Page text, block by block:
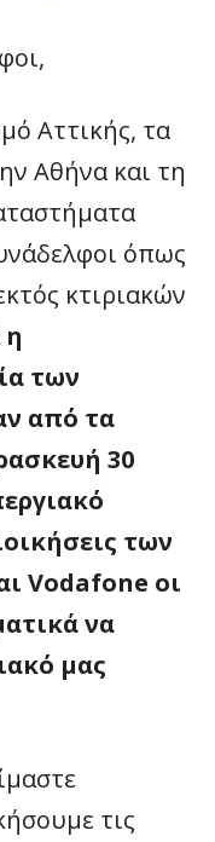
Αττικής, τα
Αθήνα και τη
όπως
κτιριακών
η
των
από τα
30
των
Vodafone οι
να
μας
τις